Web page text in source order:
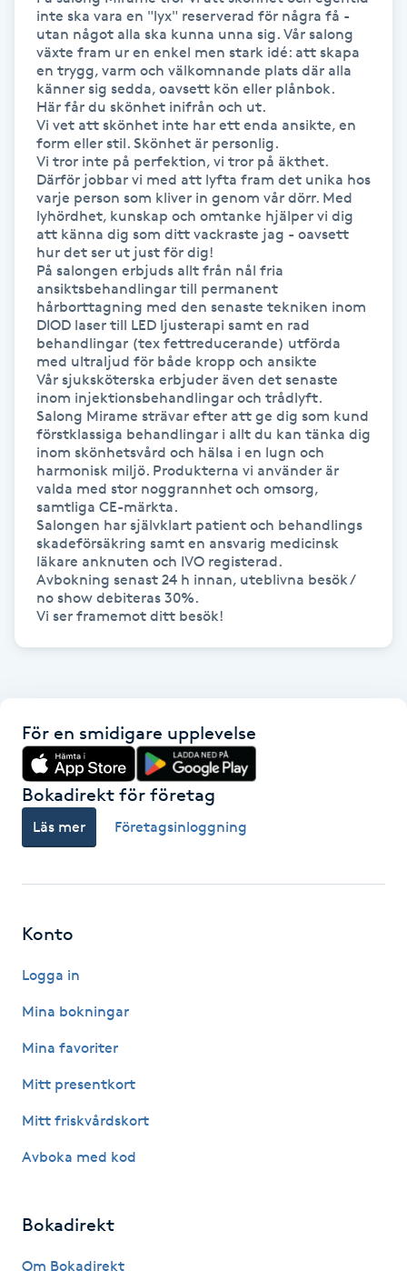
Microshading
Mixfransar
Nagelförlängning
Nagelförlängning akryl
Nagelförlängning gelé
Nagelförlängning glasfiber
Nagelförlängning silke
Nagelförstärkning
Nagelklippning
Nagelsvamp
Nageltrång
Nagelvård
Naglar borttagning
Naprapati
Navelpiercing
NBE-massage
O
Olaplex
Ombre
Ombre brows
Optiker
inte ska vara en "lyx" reserverad för några få -
utan något alla ska kunna unna sig. Vår salong
växte fram ur en enkel men stark idé: att skapa
en trygg, varm och välkomnande plats där alla
känner sig sedda, oavsett kön eller plånbok.
Här får du skönhet inifrån och ut.
Vi vet att skönhet inte har ett enda ansikte, en
form eller stil. Skönhet är personlig.
Vi tror inte på perfektion, vi tror på äkthet.
Därför jobbar vi med att lyfta fram det unika hos
varje person som kliver in genom vår dörr. Med
lyhördhet, kunskap och omtanke hjälper vi dig
att känna dig som ditt vackraste jag - oavsett
hur det ser ut just för dig!
På salongen erbjuds allt från nål fria
ansiktsbehandlingar till permanent
hårborttagning med den senaste tekniken inom
DIOD laser till LED ljusterapi samt en rad
behandlingar (tex fettreducerande) utförda
med ultraljud för både kropp och ansikte
Vår sjuksköterska erbjuder även det senaste
inom injektionsbehandlingar och trådlyft.
Salong Mirame strävar efter att ge dig som kund
förstklassiga behandlingar i allt du kan tänka dig
inom skönhetsvård och hälsa i en lugn och
harmonisk miljö. Produkterna vi använder är
valda med stor noggrannhet och omsorg,
samtliga CE-märkta.
Salongen har självklart patient och behandlings
skadeförsäkring samt en ansvarig medicinsk
läkare anknuten och IVO registerad.
Avbokning senast 24 h innan, uteblivna besök /
no show debiteras 30%.
För en smidigare upplevelse
Bokadirekt för företag
Läs mer Företagsinloggning
Konto
Logga in
Mina bokningar
Mina favoriter
Mitt presentkort
Mitt friskvårdskort
Avboka med kod
Bokadirekt
Om Bokadirekt